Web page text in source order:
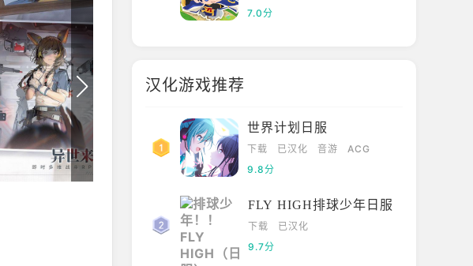
7.0分
汉化游戏推荐
世界计划日服
下载 已汉化 音游
ACG
9.8分
FLY HIGH排球少年日服
下载
已汉化
9.7分